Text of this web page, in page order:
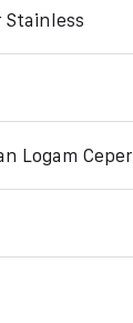
Stainless
Logam Ceper